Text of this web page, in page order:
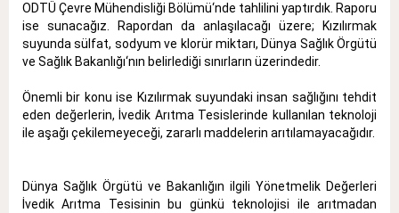
ODTÜ Çevre Mühendisliği Bölümü‘nde tahlilini yaptırdık. Raporu
ise sunacağız. Rapordan da anlaşılacağı üzere; Kızılırmak
suyunda sülfat, sodyum ve klorür miktarı, Dünya Sağlık Örgütü
ve Sağlık Bakanlığı‘nın belirlediği sınırların üzerindedir.
Önemli bir konu ise Kızılırmak suyundaki insan sağlığını tehdit
eden değerlerin, İvedik Arıtma Tesislerinde kullanılan teknoloji
ile aşağı çekilemeyeceği, zararlı maddelerin arıtılamayacağıdır.
Dünya Sağlık Örgütü ve Bakanlığın ilgili Yönetmelik Değerleri
İvedik Arıtma Tesisinin bu günkü teknolojisi ile arıtmadan